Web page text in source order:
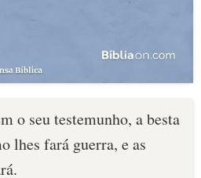
o seu testemunho, a besta
lhes fará guerra, e as